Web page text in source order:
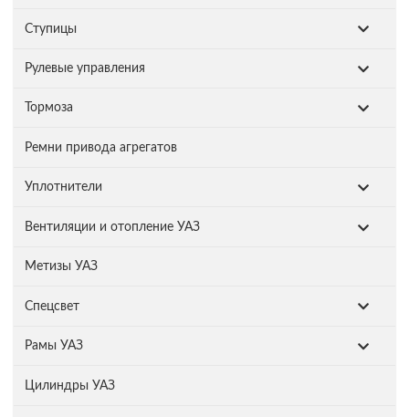
Ступицы
Рулевые управления
Тормоза
Ремни привода агрегатов
Уплотнители
Вентиляции и отопление УАЗ
Метизы УАЗ
Спецсвет
Рамы УАЗ
Цилиндры УАЗ